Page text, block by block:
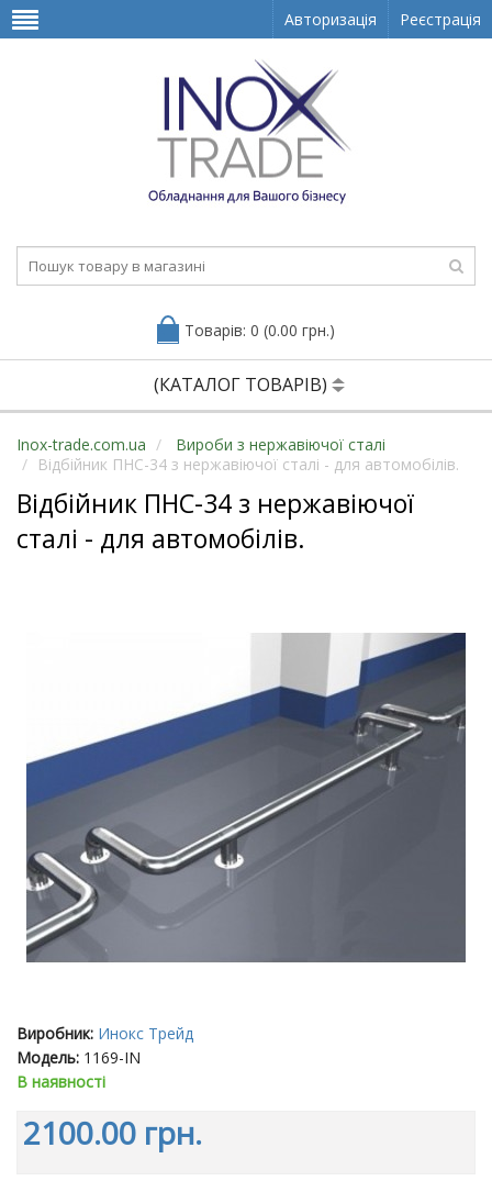
Авторизація Реєстрація
Товарів: 0 (0.00 грн.)
(КАТАЛОГ ТОВАРІВ)
Inox-trade.com.ua
Вироби з нержавіючої сталі
Відбійник ПНС-34 з нержавіючої сталі - для автомобілів.
Відбійник ПНС-34 з нержавіючої
сталі - для автомобілів.
Виробник: Инокс Трейд
Модель: 1169-IN
В наявності
2100.00 грн.